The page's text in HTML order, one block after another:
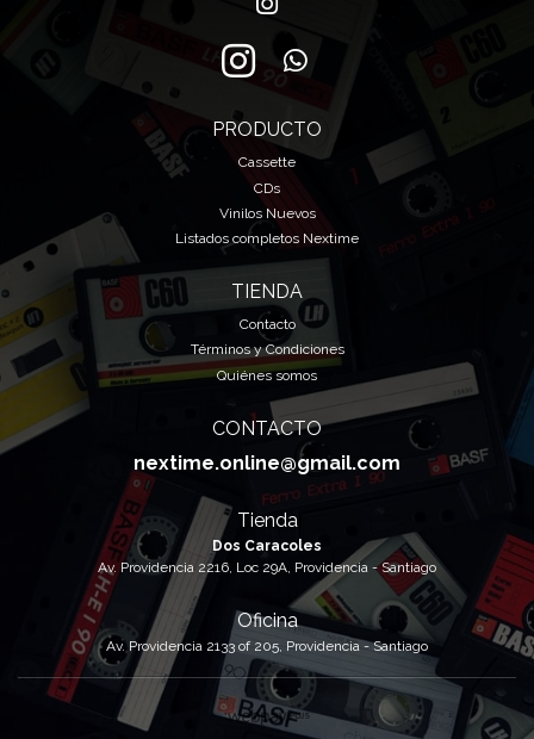
PRODUCTO
Cassette
CDs
Vinilos Nuevos
Listados completos Nextime
TIENDA
Contacto
Términos y Condiciones
Quiénes somos
CONTACTO
nextime.online@gmail.com
Tienda
Dos Caracoles
Av. Providencia 2216, Loc 29A, Providencia - Santiago
Oficina
Av. Providencia 2133 of 205, Providencia - Santiago